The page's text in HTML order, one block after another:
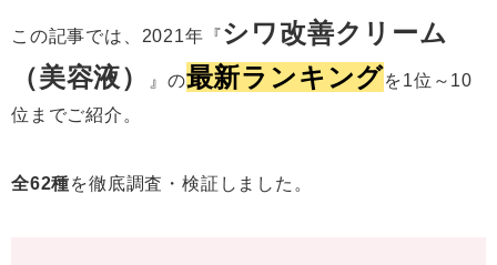
この記事では、2021年『シワ改善クリーム
（美容液）
』の最新ランキングを1位～10
位までご紹介。
全62種を徹底調査・検証しました。